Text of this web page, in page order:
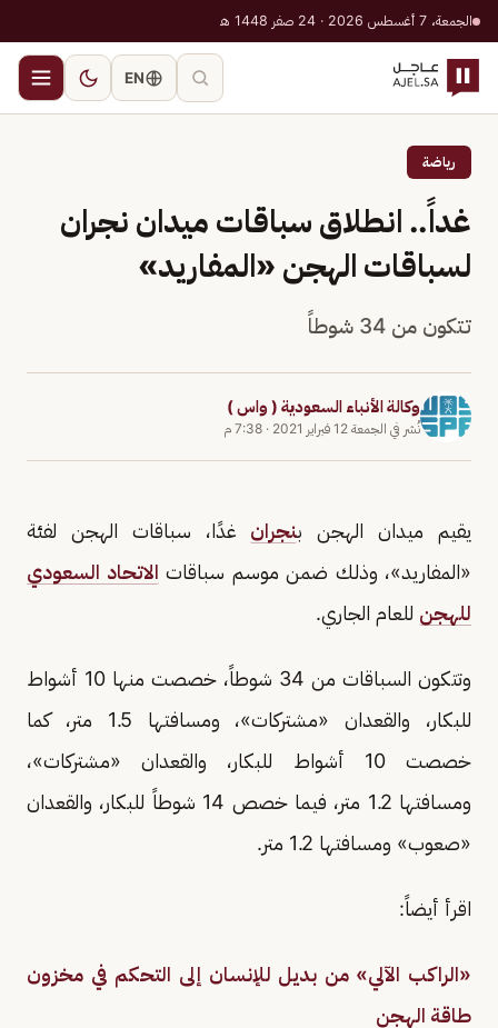
الجمعة، 7 أغسطس 2026 · 24 صفر 1448 هـ
EN
رياضة
غداً.. انطلاق سباقات ميدان نجران
لسباقات الهجن «المفاريد»
تتكون من 34 شوطاً
وكالة الأنباء السعودية ( واس )
نُشر في الجمعة 12 فبراير 2021 · 7:38 م
يقيم ميدان الهجن بنجران غدًا، سباقات الهجن لفئة
«المفاريد»، وذلك ضمن موسم سباقات الاتحاد السعودي
للهجن للعام الجاري.
وتتكون السباقات من 34 شوطاً، خصصت منها 10 أشواط
للبكار، والقعدان «مشتركات»، ومسافتها 1.5 متر، كما
خصصت 10 أشواط للبكار، والقعدان «مشتركات»،
ومسافتها 1.2 متر، فيما خصص 14 شوطاً للبكار، والقعدان
«صعوب» ومسافتها 1.2 متر.
اقرأ أيضاً:
«الراكب الآلي» من بديل للإنسان إلى التحكم في مخزون
طاقة الهجن